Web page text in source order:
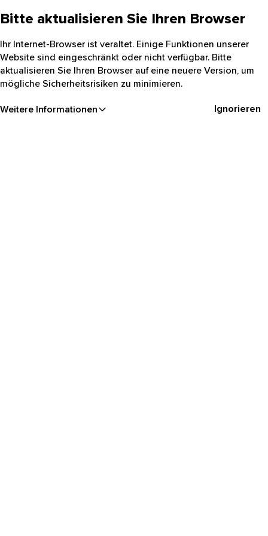
Bitte aktualisieren Sie Ihren Browser
Ihr Internet-Browser ist veraltet. Einige Funktionen unserer
Website sind eingeschränkt oder nicht verfügbar. Bitte
aktualisieren Sie Ihren Browser auf eine neuere Version, um
mögliche Sicherheitsrisiken zu minimieren.
Weitere Informationen Ignorieren